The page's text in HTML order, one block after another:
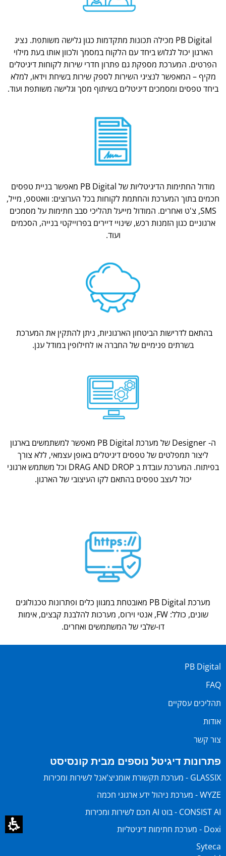
PB Digital מכילה תכונות מתקדמות כגון גלישה משותפת. נציג
הארגון יכול לגלוש ביחד עם הלקוח במסמך ולכוון אותו בעת מילוי
הפרטים. המערכת מספקת גם פתרון חדרי שירות לקוחות דיגיטלים
מקיף – המאפשר לנציגי השירות לספק שירות בשיחת וידאו, למלא
ביחד טפסים ומסמכים דיגיטלים בשיתוף מסך וגלישה משותפת ועוד.
מודול החתימות הדיגיטליות של PB Digital מאפשר בניית טפסים
חכמים בתוך המערכת והחתמת לקוחות בכל הערוצים: וואטספ, מייל,
SMS, צ'ט ואחרים. המודול מייעל תהליכי סבב חתימות על מסמכים
ארגוניים כגון הזמנות רכש, שינויי דיירים בפרוייקטי בנייה, הסכמים
ועוד.
בהתאם לדרישות הביטחון הארגוניות, ניתן להתקין את המערכת
בשרתים פנימיים של החברה או לחילופין במודל ענן.
ה- Designer של מערכת PB Digital מאפשר למשתמשים בארגון
ליצור תמפלטים של טפסים דיגיטלים באופן עצמאי, ללא צורך
בפיתוח. המערכת עובדת ב DRAG AND DROP וכל משתמש ארגוני
יכול לעצב טפסים בהתאם לקו העיצובי של הארגון.
מערכת PB Digital מאובטחת במגוון כלים ופתרונות טכנולוגים
שונים, כולל: FW, אנטי וירוס, מערכות להלבנת קבצים, אימות
דו-שלבי של המשתמשים ואחרים.
PB Digital
FAQ
תהליכים עסקיים
אודות
צור קשר
פתרונות דיגיטל נוספים מבית קונסיסט
GLASSIX - מערכת תקשורת אומניצ'אנל לשירות ומכירות
WYZE - מערכת ניהול ידע ארגוני חכמה
CONSIST AI - בוט AI חכם לשירות ומכירות
Doxi - מערכת חתימות דיגיטליות
Syteca